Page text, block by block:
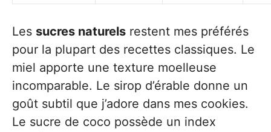
Les sucres naturels restent mes préférés
pour la plupart des recettes classiques. Le
miel apporte une texture moelleuse
incomparable. Le sirop d’érable donne un
goût subtil que j’adore dans mes cookies.
Le sucre de coco possède un index